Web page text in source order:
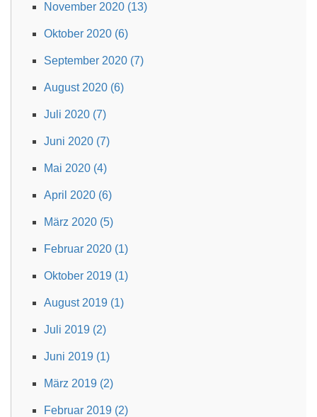
November 2020 (13)
Oktober 2020 (6)
September 2020 (7)
August 2020 (6)
Juli 2020 (7)
Juni 2020 (7)
Mai 2020 (4)
April 2020 (6)
März 2020 (5)
Februar 2020 (1)
Oktober 2019 (1)
August 2019 (1)
Juli 2019 (2)
Juni 2019 (1)
März 2019 (2)
Februar 2019 (2)